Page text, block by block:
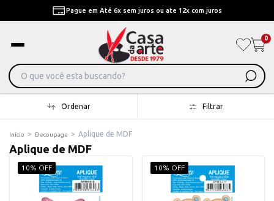
Pague em Até 6x sem juros ou ate 12x com juros
0
Ordenar Filtrar
Início > Decoupage > Aplique de MDF
Aplique de MDF
10% OFF 10% OFF